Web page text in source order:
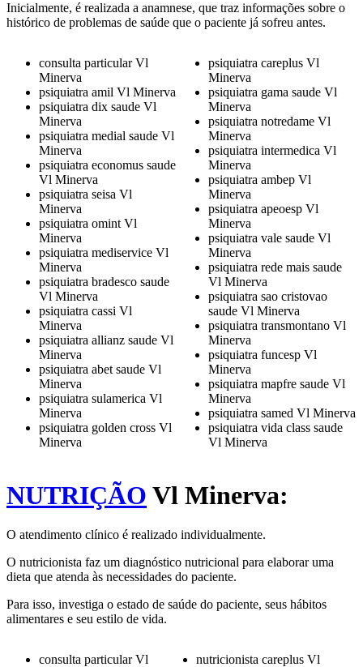
Inicialmente, é realizada a anamnese, que traz informações sobre o
histórico de problemas de saúde que o paciente já sofreu antes.
consulta particular Vl
Minerva
psiquiatra amil Vl Minerva
psiquiatra dix saude Vl
Minerva
psiquiatra medial saude Vl
Minerva
psiquiatra economus saude
Vl Minerva
psiquiatra seisa Vl
Minerva
psiquiatra omint Vl
Minerva
psiquiatra mediservice Vl
Minerva
psiquiatra bradesco saude
Vl Minerva
psiquiatra cassi Vl
Minerva
psiquiatra allianz saude Vl
Minerva
psiquiatra abet saude Vl
Minerva
psiquiatra sulamerica Vl
Minerva
psiquiatra golden cross Vl
Minerva
psiquiatra careplus Vl
Minerva
psiquiatra gama saude Vl
Minerva
psiquiatra notredame Vl
Minerva
psiquiatra intermedica Vl
Minerva
psiquiatra ambep Vl
Minerva
psiquiatra apeoesp Vl
Minerva
psiquiatra vale saude Vl
Minerva
psiquiatra rede mais saude
Vl Minerva
psiquiatra sao cristovao
saude Vl Minerva
psiquiatra transmontano Vl
Minerva
psiquiatra funcesp Vl
Minerva
psiquiatra mapfre saude Vl
Minerva
psiquiatra samed Vl Minerva
psiquiatra vida class saude
Vl Minerva
NUTRIÇÃO Vl Minerva:
O atendimento clínico é realizado individualmente.
O nutricionista faz um diagnóstico nutricional para elaborar uma
dieta que atenda às necessidades do paciente.
Para isso, investiga o estado de saúde do paciente, seus hábitos
alimentares e seu estilo de vida.
consulta particular Vl
nutricionista careplus Vl